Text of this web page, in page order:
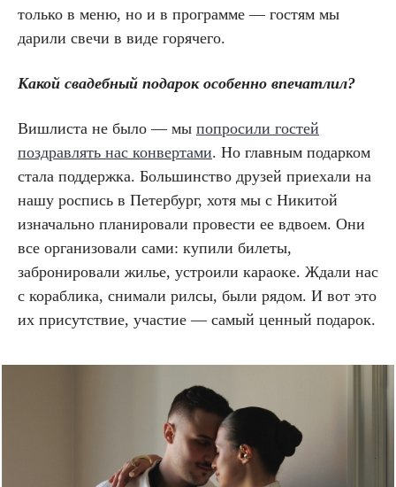
только в меню, но и в программе — гостям мы
дарили свечи в виде горячего.
Какой свадебный подарок особенно впечатлил?
Вишлиста не было — мы попросили гостей
поздравлять нас конвертами. Но главным подарком
стала поддержка. Большинство друзей приехали на
нашу роспись в Петербург, хотя мы с Никитой
изначально планировали провести ее вдвоем. Они
все организовали сами: купили билеты,
забронировали жилье, устроили караоке. Ждали нас
с кораблика, снимали рилсы, были рядом. И вот это
их присутствие, участие — самый ценный подарок.